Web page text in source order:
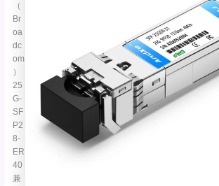
（
Br
oa
dc
om
）
25
G-
SF
P2
8-
ER
40
兼